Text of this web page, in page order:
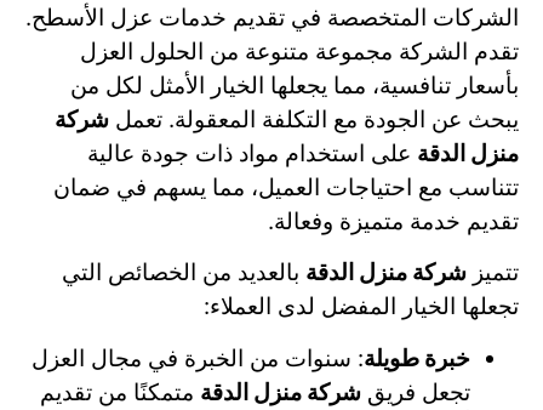
الشركات المتخصصة في تقديم خدمات عزل الأسطح.
تقدم الشركة مجموعة متنوعة من الحلول العزل
بأسعار تنافسية، مما يجعلها الخيار الأمثل لكل من
يبحث عن الجودة مع التكلفة المعقولة. تعمل شركة
منزل الدقة على استخدام مواد ذات جودة عالية
تتناسب مع احتياجات العميل، مما يسهم في ضمان
تقديم خدمة متميزة وفعالة.
تتميز شركة منزل الدقة بالعديد من الخصائص التي
تجعلها الخيار المفضل لدى العملاء:
خبرة طويلة: سنوات من الخبرة في مجال العزل
تجعل فريق شركة منزل الدقة متمكنًا من تقديم